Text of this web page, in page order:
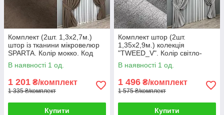
Комплект (2шт. 1,3х2,7м.)
штор із тканини мікровелюр
SPARTA. Колір мокко. Код
1036ш 39-773
В наявності 1 од.
1 201 ₴/комплект
1 335 ₴/комплект
Купити
Комплект штор (2шт.
1,35х2,9м.) колекція
"TWEED_V". Колір світло-
сірий. Код 1913ш 39-0004
В наявності 1 од.
1 496 ₴/комплект
1 575 ₴/комплект
Купити